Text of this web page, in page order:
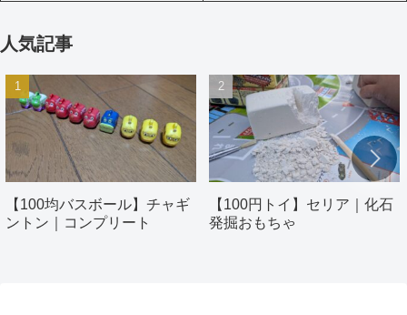
人気記事
【100均バスボール】チャギ
ントン｜コンプリート
【100円トイ】セリア｜化石
発掘おもちゃ